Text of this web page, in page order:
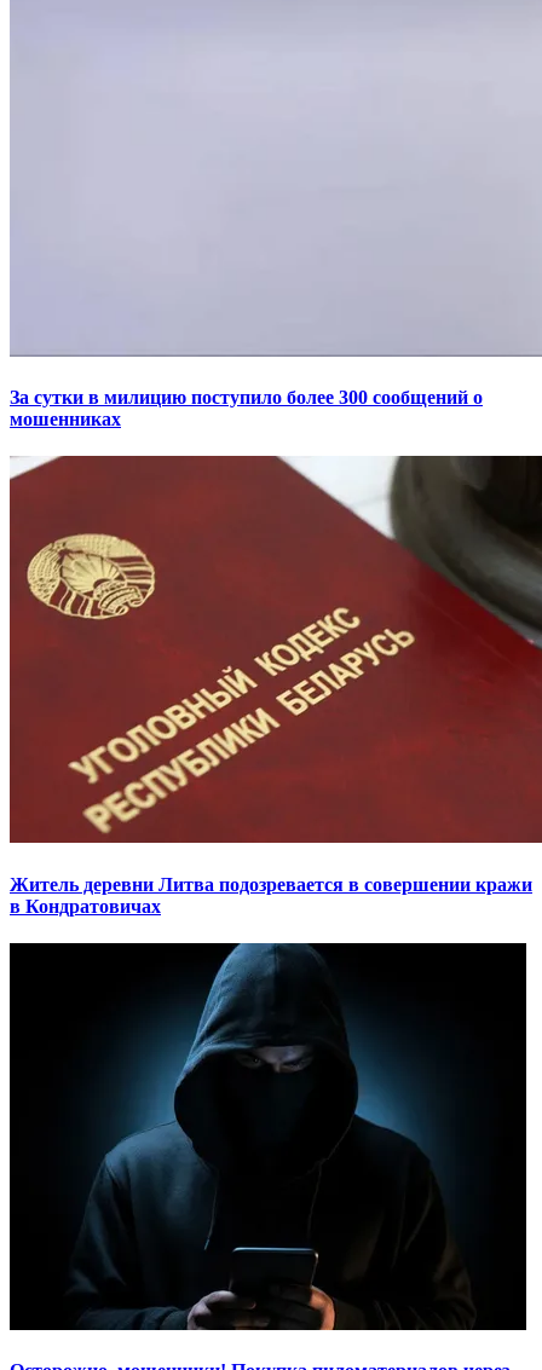
За сутки в милицию поступило более 300 сообщений о
мошенниках
Житель деревни Литва подозревается в совершении кражи
в Кондратовичах